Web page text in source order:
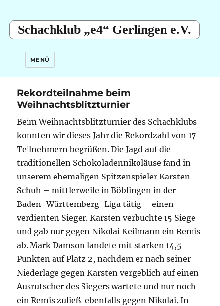
Schachklub „e4“ Gerlingen e.V.
MENÜ
Rekordteilnahme beim
Weihnachtsblitzturnier
Beim Weihnachtsblitzturnier des Schachklubs
konnten wir dieses Jahr die Rekordzahl von 17
Teilnehmern begrüßen. Die Jagd auf die
traditionellen Schokoladennikoläuse fand in
unserem ehemaligen Spitzenspieler Karsten
Schuh – mittlerweile in Böblingen in der
Baden-Württemberg-Liga tätig – einen
verdienten Sieger. Karsten verbuchte 15 Siege
und gab nur gegen Nikolai Keilmann ein Remis
ab. Mark Damson landete mit starken 14,5
Punkten auf Platz 2, nachdem er nach seiner
Niederlage gegen Karsten vergeblich auf einen
Ausrutscher des Siegers wartete und nur noch
ein Remis zuließ, ebenfalls gegen Nikolai. In